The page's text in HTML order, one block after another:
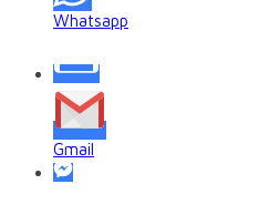
Whatsapp
Gmail